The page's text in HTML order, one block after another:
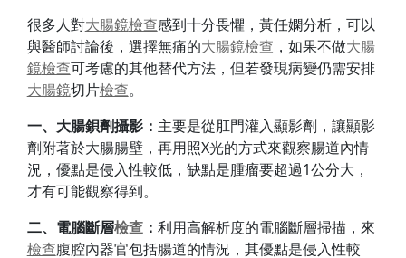
很多人對大腸鏡檢查感到十分畏懼，黃任嫻分析，可以
與醫師討論後，選擇無痛的大腸鏡檢查 ，如果不做大腸
鏡檢查可考慮的其他替代方法，但若發現病變仍需安排
大腸鏡切片檢查。
一、大腸鋇劑攝影： 主要是從肛門灌入顯影劑，讓顯影
劑附著於大腸腸壁，再用照X光的方式來觀察腸道內情
況，優點是侵入性較低，缺點是腫瘤要超過1公分大，
才有可能觀察得到。
二、電腦斷層檢查： 利用高解析度的電腦斷層掃描，來
檢查腹腔內器官包括腸道的情況，其優點是侵入性較